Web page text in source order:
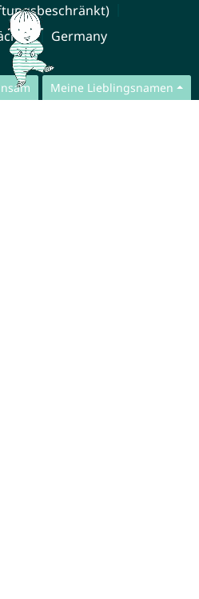
Meine Lieblingsnamen
Germany